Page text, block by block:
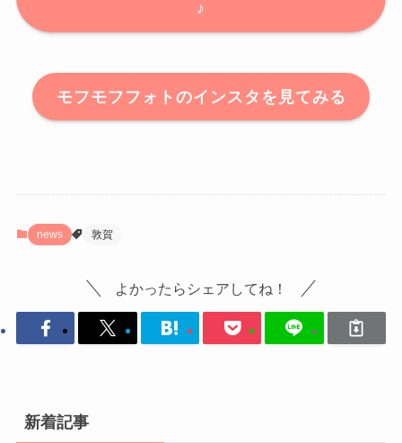
♪
モフモフフォトのインスタを見てみる
news 敦賀
よかったらシェアしてね！
新着記事